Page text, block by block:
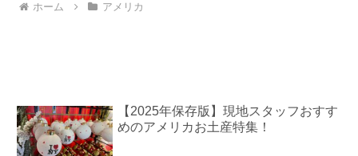
ホーム アメリカ
【2025年保存版】現地スタッフおすす
めのアメリカお土産特集！